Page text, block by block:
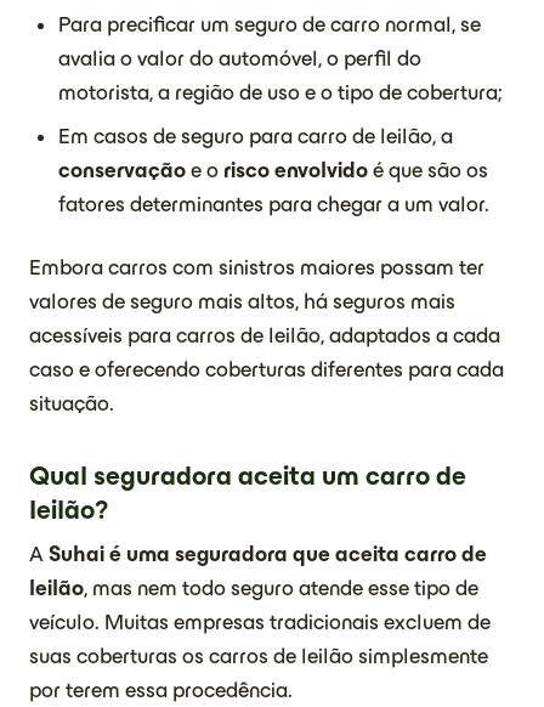
Para precificar um seguro de carro normal, se
avalia o valor do automóvel, o perfil do
motorista, a região de uso e o tipo de cobertura;
Em casos de seguro para carro de leilão, a
conservação e o risco envolvido é que são os
fatores determinantes para chegar a um valor.
Embora carros com sinistros maiores possam ter
valores de seguro mais altos, há seguros mais
acessíveis para carros de leilão, adaptados a cada
caso e oferecendo coberturas diferentes para cada
situação.
Qual seguradora aceita um carro de
leilão?
A Suhai é uma seguradora que aceita carro de
leilão, mas nem todo seguro atende esse tipo de
veículo. Muitas empresas tradicionais excluem de
suas coberturas os carros de leilão simplesmente
por terem essa procedência.